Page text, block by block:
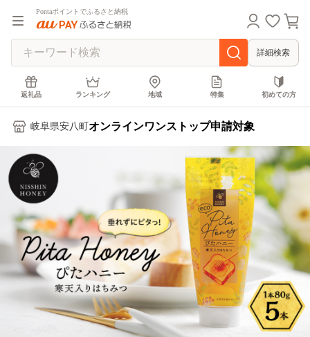
Pontaポイントでふるさと納税
詳細検索
返礼品 ランキング 地域 特集 初めての方
岐阜県安八町 オンラインワンストップ申請対象